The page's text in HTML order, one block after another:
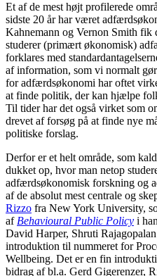
Et af de mest højt profilerede
sidste 20 år har været
Kahnemann og Vernon Smith fik
studerer (primært økonomisk)
forklares med
af information, som vi normalt
for adfærdsøkonomi har oftet
at finde politik, der kan hjælpe
Til tider har det også virket som
drevet af forsøg på at finde nye
politiske forslag.
Derfor er et helt område, som
dukket op, hvor man netop
adfærdsøkonomisk forskning og
af de absolut mest centrale og
Rizzo fra New York University,
af Behavioural Public Policy i
David Harper, Shruti
introduktion til nummeret for
Wellbeing. Det er en fin
bidrag af bl.a. Gerd Gigerenzer,